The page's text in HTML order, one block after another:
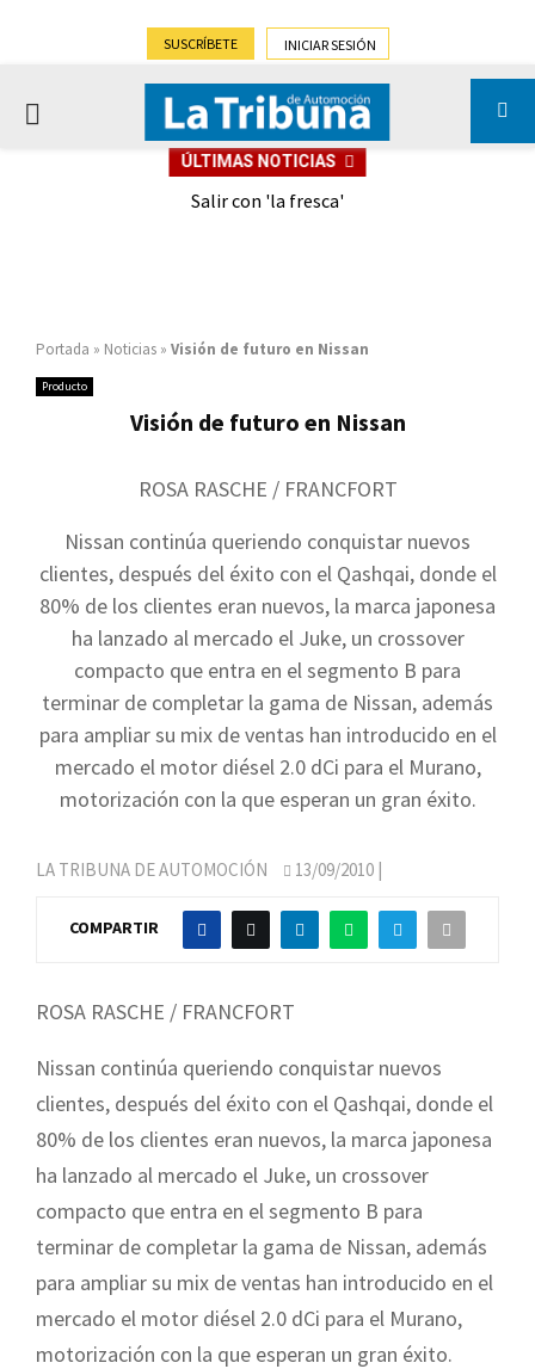
SUSCRÍBETE INICIAR SESIÓN
PRIMARY
ÚLTIMAS NOTICIAS
Salir con 'la fresca'
Portada » Noticias » Visión de futuro en Nissan
Producto
Visión de futuro en Nissan
ROSA RASCHE / FRANCFORT
Nissan continúa queriendo conquistar nuevos
clientes, después del éxito con el Qashqai, donde el
80% de los clientes eran nuevos, la marca japonesa
ha lanzado al mercado el Juke, un crossover
compacto que entra en el segmento B para
terminar de completar la gama de Nissan, además
para ampliar su mix de ventas han introducido en el
mercado el motor diésel 2.0 dCi para el Murano,
motorización con la que esperan un gran éxito.
LA TRIBUNA DE AUTOMOCIÓN 13/09/2010 |
COMPARTIR
ROSA RASCHE / FRANCFORT
Nissan continúa queriendo conquistar nuevos
clientes, después del éxito con el Qashqai, donde el
80% de los clientes eran nuevos, la marca japonesa
ha lanzado al mercado el Juke, un crossover
compacto que entra en el segmento B para
terminar de completar la gama de Nissan, además
para ampliar su mix de ventas han introducido en el
mercado el motor diésel 2.0 dCi para el Murano,
motorización con la que esperan un gran éxito.